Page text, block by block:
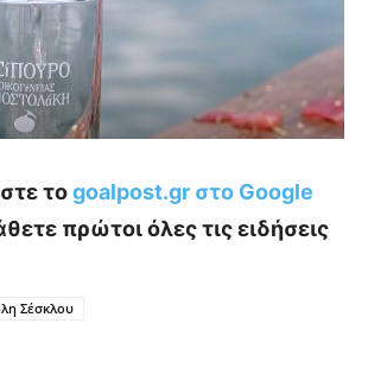
τοgoalpost.gr στο Google
πρώτοι όλες τις ειδήσεις
Σέσκλου